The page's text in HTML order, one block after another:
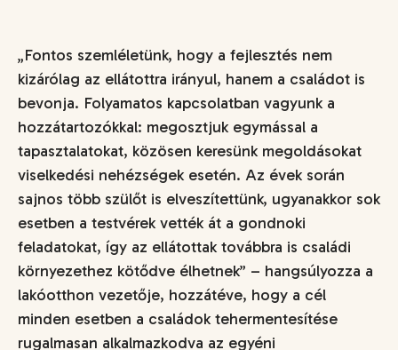
„Fontos szemléletünk, hogy a fejlesztés nem
kizárólag az ellátottra irányul, hanem a családot is
bevonja. Folyamatos kapcsolatban vagyunk a
hozzátartozókkal: megosztjuk egymással a
tapasztalatokat, közösen keresünk megoldásokat
viselkedési nehézségek esetén. Az évek során
sajnos több szülőt is elveszítettünk, ugyanakkor sok
esetben a testvérek vették át a gondnoki
feladatokat, így az ellátottak továbbra is családi
környezethez kötődve élhetnek” – hangsúlyozza a
lakóotthon vezetője, hozzátéve, hogy a cél
minden esetben a családok tehermentesítése
rugalmasan alkalmazkodva az egyéni